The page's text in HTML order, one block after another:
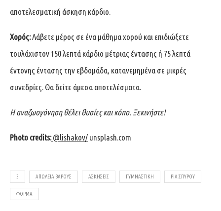
αποτελεσματική άσκηση κάρδιο.
Χορός:Λάβετε μέρος σε ένα μάθημα χορού και επιδιώξετε
τουλάχιστον 150 λεπτά κάρδιο μέτριας έντασης ή 75 λεπτά
έντονης έντασης την εβδομάδα, κατανεμημένα σε μικρές
συνεδρίες. Θα δείτε άμεσα αποτελέσματα.
Η αναζωογόνηση θέλει θυσίες και κόπο. Ξεκινήστε!
Photo credits: @lishakov/ unsplash.com
3 ΑΠΏΛΕΙΑ ΒΆΡΟΥΣ ΑΣΚΉΣΕΙΣ ΓΥΜΝΑΣΤΙΚΉ ΡΊΑ ΣΠΎΡΟΥ
ΦΌΡΜΑ